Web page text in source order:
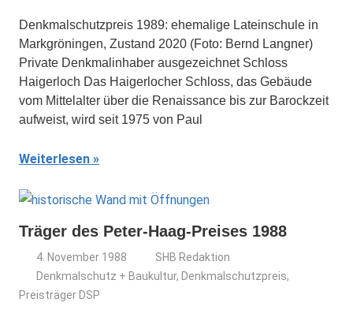
Denkmalschutzpreis 1989: ehemalige Lateinschule in
Markgröningen, Zustand 2020 (Foto: Bernd Langner)
Private Denkmalinhaber ausgezeichnet Schloss
Haigerloch Das Haigerlocher Schloss, das Gebäude
vom Mittelalter über die Renaissance bis zur Barockzeit
aufweist, wird seit 1975 von Paul
Weiterlesen
Träger des Peter-Haag-Preises 1988
4. November 1988
SHB Redaktion
Denkmalschutz + Baukultur, Denkmalschutzpreis,
Preisträger DSP